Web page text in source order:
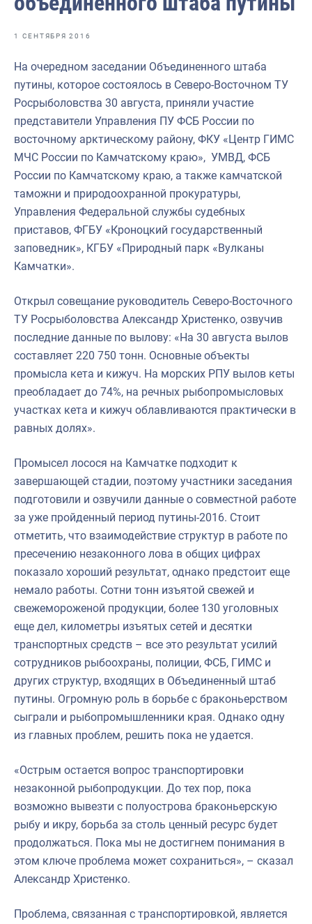
Отраслевые СМИ
Выставки и конференции
Научно-практическая литература
Рыбоохрана России
Отрасль в цифрах
Инфографика
Укрепление духовно-нравственных ценностей
События в России и мире
1 СЕНТЯБРЯ 2016
На очередном заседании Объединенного штаба
путины, которое состоялось в Северо-Восточном ТУ
Росрыболовства 30 августа, приняли участие
представители Управления ПУ ФСБ России по
восточному арктическому району, ФКУ «Центр ГИМС
МЧС России по Камчатскому краю», УМВД, ФСБ
России по Камчатскому краю, а также камчатской
таможни и природоохранной прокуратуры,
Управления Федеральной службы судебных
приставов, ФГБУ «Кроноцкий государственный
заповедник», КГБУ «Природный парк «Вулканы
Камчатки».
Открыл совещание руководитель Северо-Восточного
ТУ Росрыболовства Александр Христенко, озвучив
последние данные по вылову: «На 30 августа вылов
составляет 220 750 тонн. Основные объекты
промысла кета и кижуч. На морских РПУ вылов кеты
преобладает до 74%, на речных рыбопромысловых
участках кета и кижуч облавливаются практически в
равных долях».
Промысел лосося на Камчатке подходит к
завершающей стадии, поэтому участники заседания
подготовили и озвучили данные о совместной работе
за уже пройденный период путины-2016. Стоит
отметить, что взаимодействие структур в работе по
пресечению незаконного лова в общих цифрах
показало хороший результат, однако предстоит еще
немало работы. Сотни тонн изъятой свежей и
свежемороженой продукции, более 130 уголовных
еще дел, километры изъятых сетей и десятки
транспортных средств – все это результат усилий
сотрудников рыбоохраны, полиции, ФСБ, ГИМС и
других структур, входящих в Объединенный штаб
путины. Огромную роль в борьбе с браконьерством
сыграли и рыбопромышленники края. Однако одну
из главных проблем, решить пока не удается.
«Острым остается вопрос транспортировки
незаконной рыбопродукции. До тех пор, пока
возможно вывезти с полуострова браконьерскую
рыбу и икру, борьба за столь ценный ресурс будет
продолжаться. Пока мы не достигнем понимания в
этом ключе проблема может сохраниться», – сказал
Александр Христенко.
Проблема, связанная с транспортировкой, является